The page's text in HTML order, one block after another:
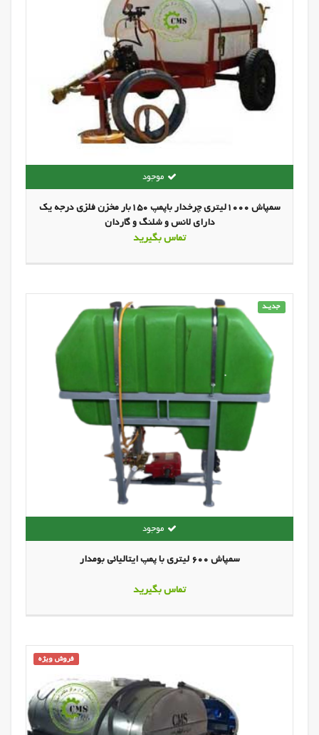
سمپاش 1000لیتری چرخدار باپمپ 150بار مخزن فلزی درجه یک
دارای لانس و شلنگ و گاردان
تماس بگیرید
جدیـد
سمپاش 600 لیتری با پمپ ایتالیائی بومدار
تماس بگیرید
فروش ویژه